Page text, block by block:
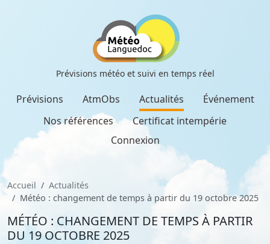
Prévisions météo et suivi en temps réel
Prévisions AtmObs Actualités
Événement
Nos références
Certificat intempérie
Connexion
Accueil
Actualités
Météo : changement de temps à partir du 19 octobre 2025
MÉTÉO : CHANGEMENT DE TEMPS À PARTIR
DU 19 OCTOBRE 2025